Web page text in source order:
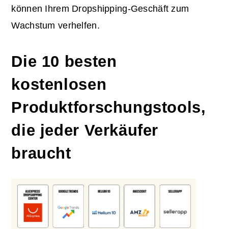
können Ihrem Dropshipping-Geschäft zum
Wachstum verhelfen.
Die 10 besten
kostenlosen
Produktforschungstools,
die jeder Verkäufer
braucht